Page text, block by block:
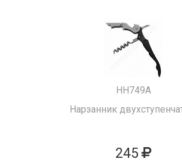
HH749A
Нарзанник
245